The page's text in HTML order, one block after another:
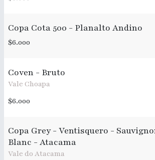
Copa Cota 500 - Planalto Andino
$6.000
Coven - Bruto
Vale Choapa
$6.000
Copa Grey - Ventisquero -
Blanc - Atacama
Vale do Atacama